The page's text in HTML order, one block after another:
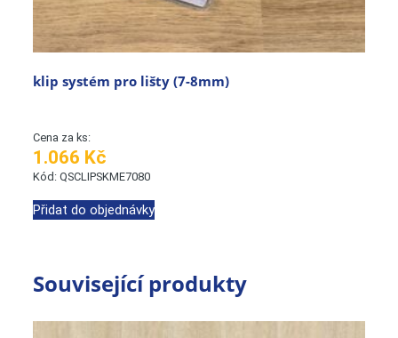
klip systém pro lišty (7-8mm)
Cena za ks:
1.066 Kč
Kód: QSCLIPSKME7080
Přidat do objednávky
Související produkty